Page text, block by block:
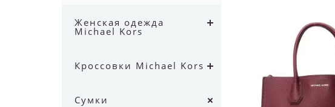
Женская одежда
Michael Kors
Кроссовки Michael Kors
Сумки